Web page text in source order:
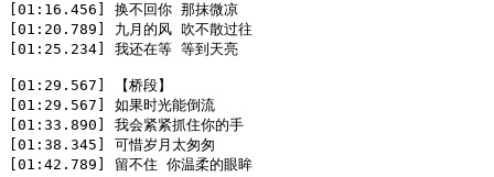
[01:16.456] 换不回你 那抹微凉
[01:20.789] 九月的风 吹不散过往
[01:25.234] 我还在等 等到天亮
[01:29.567] 【桥段】
[01:29.567] 如果时光能倒流
[01:33.890] 我会紧紧抓住你的手
[01:38.345] 可惜岁月太匆匆
[01:42.789] 留不住 你温柔的眼眸